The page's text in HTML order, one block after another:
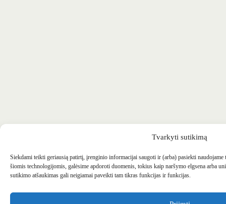
Tvarkyti sutikimą
Siekdami teikti geriausią patirtį, įrenginio informacijai saugoti ir (arba) pasiekti
šiomis technologijomis, galėsime apdoroti duomenis, tokius kaip naršymo elgsena arba
sutikimo atšaukimas gali neigiamai paveikti tam tikras funkcijas ir funkcijas.